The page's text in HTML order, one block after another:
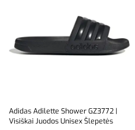
Adidas Adilette Shower GZ3772 |
Visiškai Juodos Unisex Šlepetės